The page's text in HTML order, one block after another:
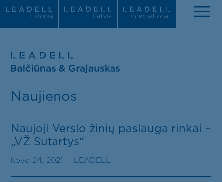
Komanda
Tarptautiniai įvertinimai
Naujienos
Naujoji Verslo žinių paslauga rinkai –
„VŽ Sutartys“
kovo 24, 2021 LEADELL